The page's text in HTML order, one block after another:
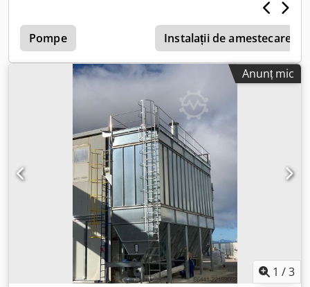
Debitul de aer proiectat: 25.000 m³/h Structură: tablă
zincată presată, îndoită și prinsă în șuruburi, grosime 20-
30-40/10 Suprafață totală de filtrare: 200 m² Țesătură
filtrantă: poliester antistatic, 500 g Panouri de ventilație
antiexplozie montate orizontal Descărcare: melc motorizat
1,1 kW, vană rotativă 0,75 kW Balustradă superioară
Csdpfjzfi Dasx Apvoha Scară de siguranță Tablou electric
Pompe Instalații de amestecare
Anunț mic
1 /3